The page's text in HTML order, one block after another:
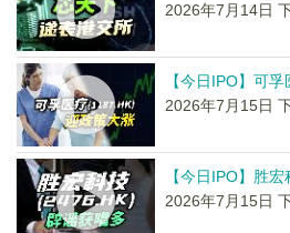
2026年7月14日
【今日IPO】可
2026年7月15日
【今日IPO】胜
2026年7月15日